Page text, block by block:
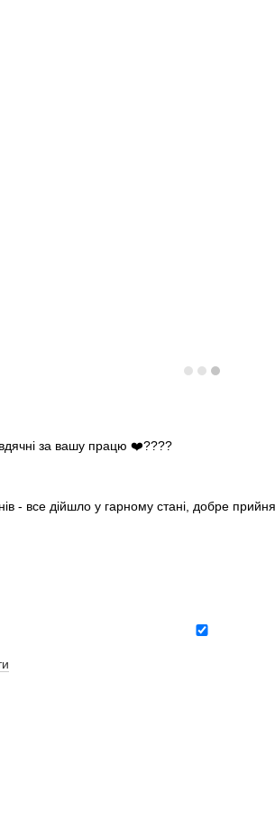
за вашу працю ❤️????
- все дійшло у гарному стані, добре